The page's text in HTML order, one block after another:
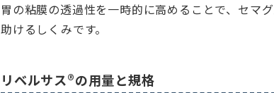
胃の粘膜の透過性を一時的に高めることで、セマ
助けるしくみです。
リベルサス®の用量と規格